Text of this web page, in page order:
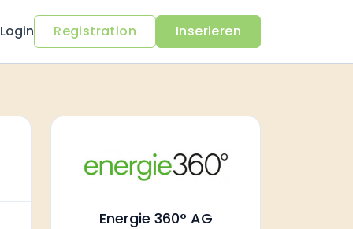
Login Registration Inserieren
Energie 360° AG